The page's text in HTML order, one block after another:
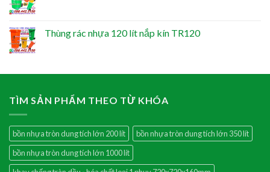
Thùng rác nhựa 120 lít nắp kín TR120
TÌM SẢN PHẨM THEO TỪ KHÓA
bồn nhựa tròn dung tích lớn 200 lít
bồn nhựa tròn dung tích lớn 350 lít
bồn nhựa tròn dung tích lớn 1000 lít